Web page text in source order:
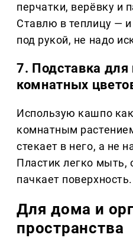
перчатки, верёвку и
Ставлю в теплицу —
под рукой, не надо
7. Подставка для
комнатных
Использую кашпо
комнатным
стекает в него, а не
Пластик легко мыть,
пачкает поверхность.
Для дома и
пространства